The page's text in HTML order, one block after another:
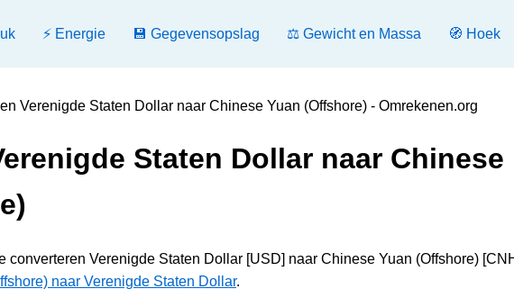
⚡ Energie 💾 Gegevensopslag ⚖️ Gewicht en Massa 🧭 Hoek
Verenigde Staten Dollar naar Chinese Yuan (Offshore) - Omrekenen.org
Staten Dollar naar Chinese
converteren Verenigde Staten Dollar [USD] naar Chinese Yuan (Offshore)
naar Verenigde Staten Dollar.